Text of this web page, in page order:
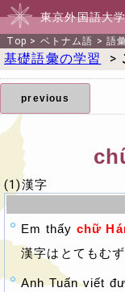
東京外国語大
Top > ベトナム語 >語
基礎語彙の学習 >
previous
(1)漢字
Em thấy chữ
漢字はとてもむ
Anh Tuấn viết